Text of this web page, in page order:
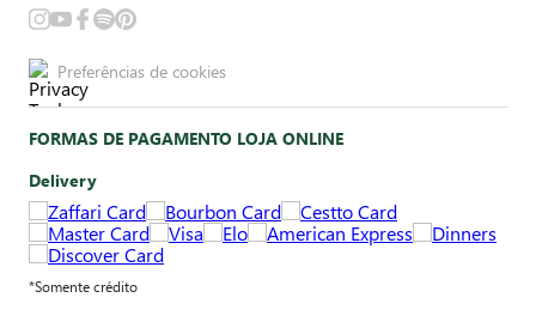
Preferências de cookies
FORMAS DE PAGAMENTO LOJA ONLINE
Delivery
*Somente crédito